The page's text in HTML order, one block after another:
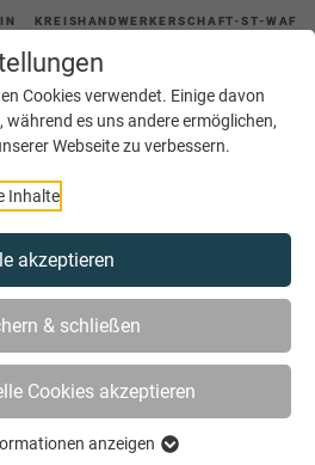
Cookies verwendet. Einige davon
es uns andere ermöglichen,
Webseite zu verbessern.
Inhalte
akzeptieren
& schließen
Cookies akzeptieren
anzeigen
KREISHANDWERKERSCHAFT-ST-WAF
MENÜ